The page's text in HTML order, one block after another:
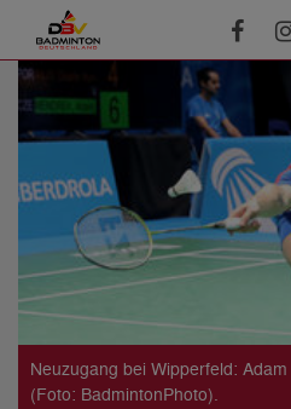
Neuzugang bei Wipperfeld:
(Foto: BadmintonPhoto).